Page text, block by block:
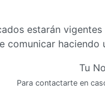
estarán
comunicar haciendo
Tu
Para contactarte en